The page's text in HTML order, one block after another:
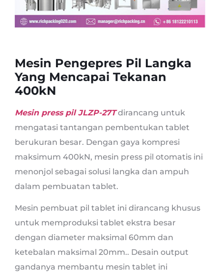
Mesin Pengepres Pil Langka
Yang Mencapai Tekanan
400kN
Mesin press pil JLZP-27Tdirancang untuk
mengatasi tantangan pembentukan tablet
berukuran besar. Dengan gaya kompresi
maksimum 400kN, mesin press pil otomatis ini
menonjol sebagai solusi langka dan ampuh
dalam pembuatan tablet.
Mesin pembuat pil tablet ini dirancang khusus
untuk memproduksi tablet ekstra besar
dengan diameter maksimal 60mm dan
ketebalan maksimal 20mm.. Desain output
gandanya membantu mesin tablet ini